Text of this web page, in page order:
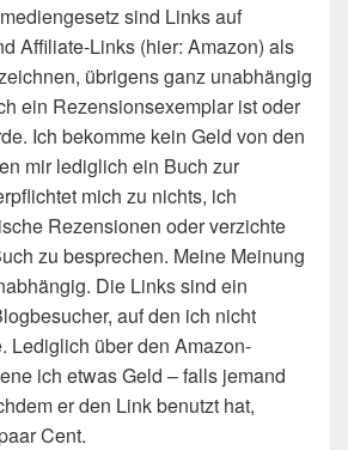
sind Links auf
Affiliate-Links (hier: Amazon) als
übrigens ganz unabhängig
ein Rezensionsexemplar ist oder
Ich bekomme kein Geld von den
mir lediglich ein Buch zur
mich zu nichts, ich
Rezensionen oder verzichte
zu besprechen. Meine Meinung
Die Links sind ein
auf den ich nicht
Lediglich über den Amazon-
ich etwas Geld – falls jemand
er den Link benutzt hat,
Cent.